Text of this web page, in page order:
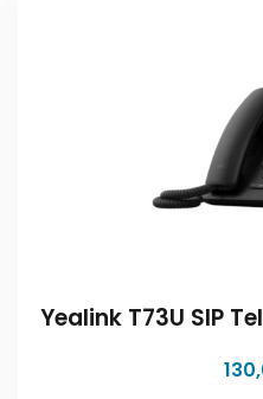
Yealink T73U SIP